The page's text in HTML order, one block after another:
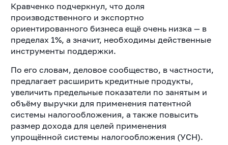
Кравченко подчеркнул, что доля
производственного и экспортно
ориентированного бизнеса ещё очень низка — в
пределах 1%, а значит, необходимы действенные
инструменты поддержки.
По его словам, деловое сообщество, в частности,
предлагает расширить кредитные продукты,
увеличить предельные показатели по занятым и
объёму выручки для применения патентной
системы налогообложения, а также повысить
размер дохода для целей применения
упрощённой системы налогообложения (УСН).